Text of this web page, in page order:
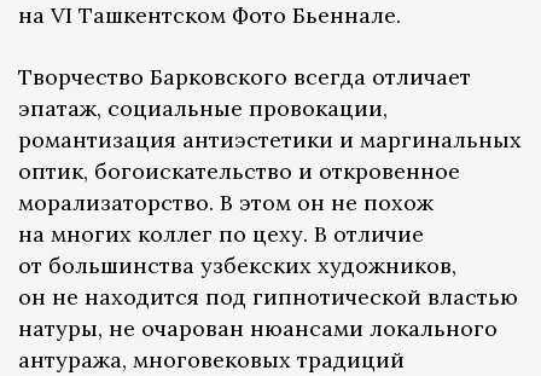
на VI Ташкентском Фото Бьеннале.
Творчество Барковского всегда отличает
эпатаж, социальные провокации,
романтизация антиэстетики и маргинальных
оптик, богоискательство и откровенное
морализаторство. В этом он не похож
на многих коллег по цеху. В отличие
от большинства узбекских художников,
он не находится под гипнотической властью
натуры, не очарован нюансами локального
антуража, многовековых традиций